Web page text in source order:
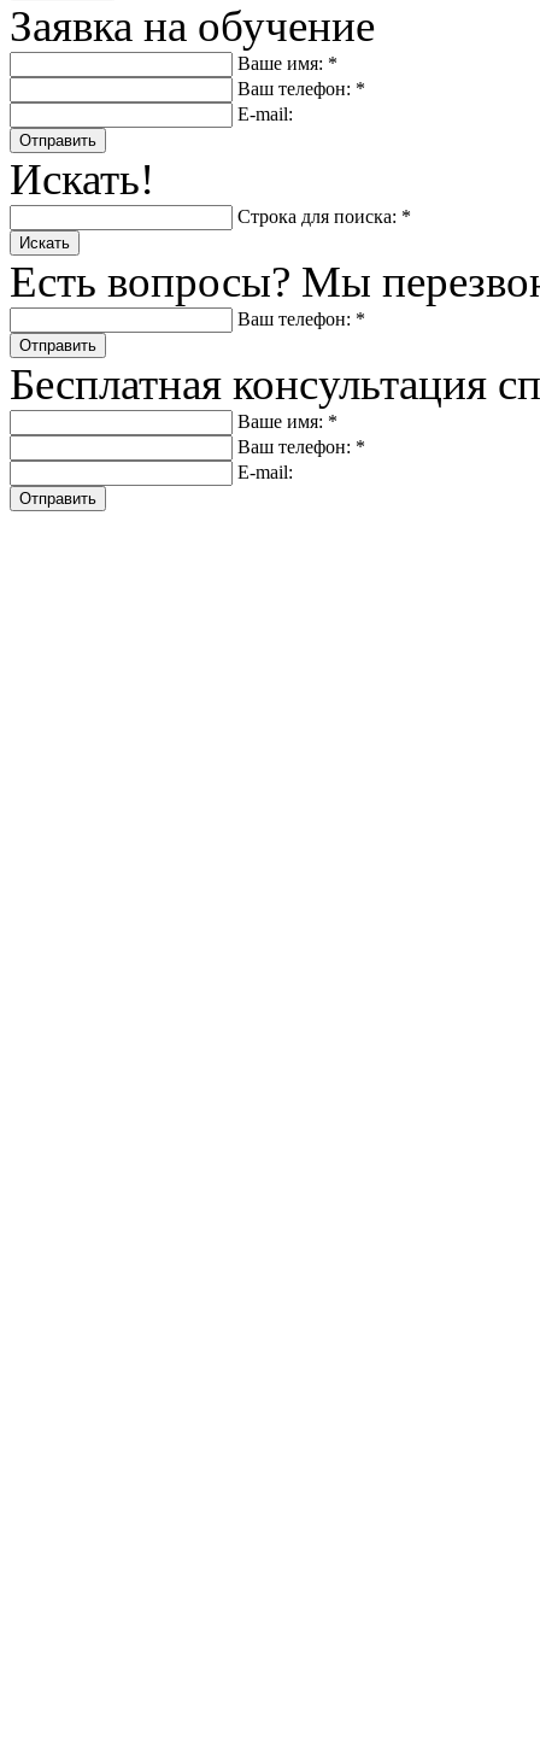
Заявка на обучение
Ваше имя: *
Ваш телефон: *
E-mail:
Отправить
Искать!
Строка для поиска: *
Искать
Есть вопросы? Мы
Ваш телефон: *
Отправить
Бесплатная консультация
Ваше имя: *
Ваш телефон: *
E-mail:
Отправить